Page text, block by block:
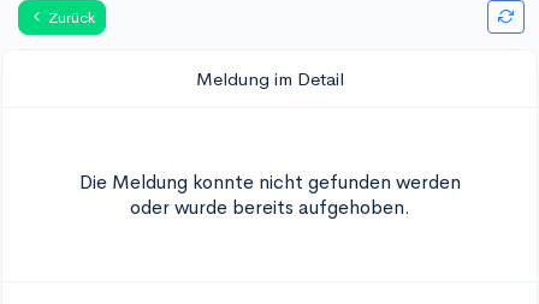
Zurück
Meldung im Detail
Die Meldung konnte nicht gefunden werden
oder wurde bereits aufgehoben.